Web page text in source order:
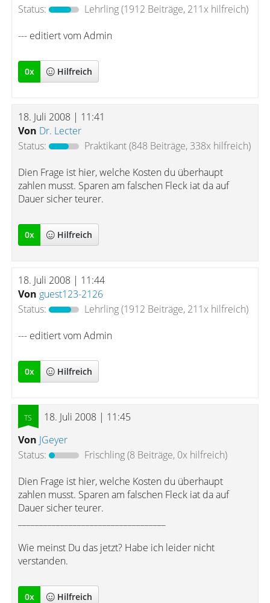
Status:
Lehrling(1912 Beiträge, 211x hilfreich)
--- editiert vom Admin
0x Hilfreich
18. Juli 2008 | 11:41
Von Dr. Lecter
Status:
Praktikant(848 Beiträge, 338x hilfreich)
Dien Frage ist hier, welche Kosten du überhaupt
zahlen musst. Sparen am falschen Fleck iat da auf
Dauer sicher teurer.
0x Hilfreich
18. Juli 2008 | 11:44
Von guest123-2126
Status:
Lehrling(1912 Beiträge, 211x hilfreich)
--- editiert vom Admin
0x Hilfreich
18. Juli 2008 | 11:45
Von JGeyer
Status:
Frischling(8 Beiträge, 0x hilfreich)
Dien Frage ist hier, welche Kosten du überhaupt
zahlen musst. Sparen am falschen Fleck iat da auf
Dauer sicher teurer.
Wie meinst Du das jetzt? Habe ich leider nicht
verstanden.
0x Hilfreich